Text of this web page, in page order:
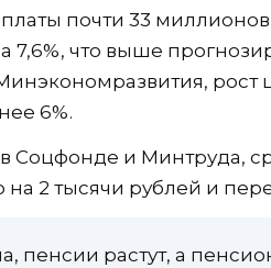
почти 33
7,6%, что выше
рост
6%.
Соцфонде и Минтруда,
2 тысячи рублей и
пенсии растут, а